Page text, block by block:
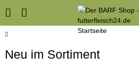
Neu im Sortiment